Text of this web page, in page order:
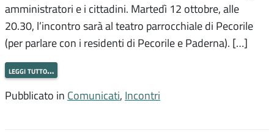
amministratori e i cittadini. Martedì 12 ottobre, alle
20.30, l’incontro sarà al teatro parrocchiale di Pecorile
(per parlare con i residenti di Pecorile e Paderna). […]
leggi tutto…
Pubblicato in Comunicati, Incontri